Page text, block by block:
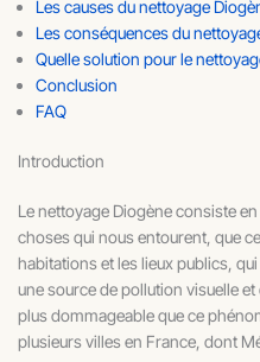
Les causes du nettoyage
Les conséquences du
Quelle solution pour le
Conclusion
FAQ
Introduction
Le nettoyage Diogène consiste
choses qui nous entourent, que
habitations et les lieux publics,
une source de pollution visuelle et
plus dommageable que ce
plusieurs villes en France, dont